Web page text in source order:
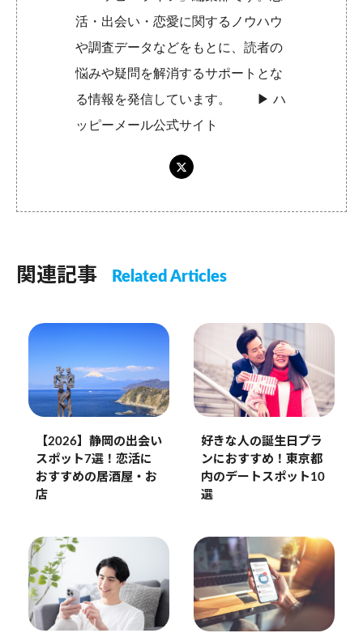
活・出会い・恋愛に関するノウハウ
や調査データなどをもとに、読者の
悩みや疑問を解消するサポートとな
る情報を発信しています。 ▶︎ハ
ッピーメール公式サイト
関連記事 Related Articles
【2026】静岡の出会い
スポット7選！恋活に
おすすめの居酒屋・お
店
好きな人の誕生日プラ
ンにおすすめ！東京都
内のデートスポット10
選